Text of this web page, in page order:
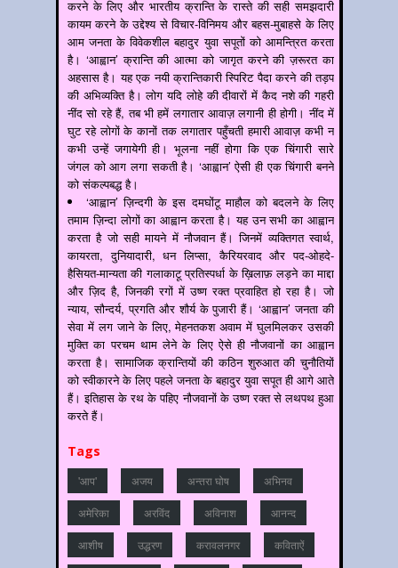
करने के लिए और भारतीय क्रान्ति के रास्ते की सही समझदारी
कायम करने के उद्देश्य से विचार-विनिमय और बहस-मुबाहसे के लिए
आम जनता के विवेकशील बहादुर युवा सपूतों को आमन्त्रित करता
है। ‘आह्वान’ क्रान्ति की आत्मा को जागृत करने की ज़रूरत का
अहसास है। यह एक नयी क्रान्तिकारी स्पिरिट पैदा करने की तड़प
की अभिव्यक्ति है। लोग यदि लोहे की दीवारों में कैद नशे की गहरी
नींद सो रहे हैं, तब भी हमें लगातार आवाज़ लगानी ही होगी। नींद में
घुट रहे लोगों के कानों तक लगातार पहुँचती हमारी आवाज़ कभी न
कभी उन्हें जगायेगी ही। भूलना नहीं होगा कि एक चिंगारी सारे
जंगल को आग लगा सकती है। ‘आह्वान’ ऐसी ही एक चिंगारी बनने
को संकल्पबद्ध है।
‘आह्वान’ ज़िन्दगी के इस दमघोंटू माहौल को बदलने के लिए
तमाम ज़िन्दा लोगों का आह्वान करता है। यह उन सभी का आह्वान
करता है जो सही मायने में नौजवान हैं। जिनमें व्यक्तिगत स्वार्थ,
कायरता, दुनियादारी, धन लिप्सा, कैरियरवाद और पद-ओहदे-
हैसियत-मान्यता की गलाकाटू प्रतिस्पर्धा के ख़िलाफ़ लड़ने का माद्दा
और ज़िद है, जिनकी रगों में उष्ण रक्त प्रवाहित हो रहा है। जो
न्याय, सौन्दर्य, प्रगति और शौर्य के पुजारी हैं। ‘आह्वान’ जनता की
सेवा में लग जाने के लिए, मेहनतकश अवाम में घुलमिलकर उसकी
मुक्ति का परचम थाम लेने के लिए ऐसे ही नौजवानों का आह्वान
करता है। सामाजिक क्रान्तियों की कठिन शुरुआत की चुनौतियों
को स्वीकारने के लिए पहले जनता के बहादुर युवा सपूत ही आगे आते
हैं। इतिहास के रथ के पहिए नौजवानों के उष्ण रक्त से लथपथ हुआ
करते हैं।
Tags
'आप' अजय अन्‍तरा घोष अभिनव
अमेरिका अरविंद अविनाश आनन्‍द
आशीष उद्धरण करावलनगर कविताऐं